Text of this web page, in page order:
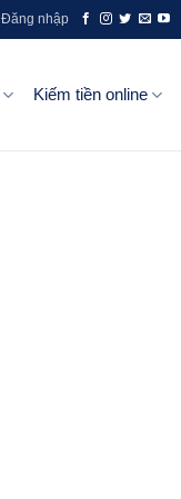
Đăng nhập
Kiếm tiền online